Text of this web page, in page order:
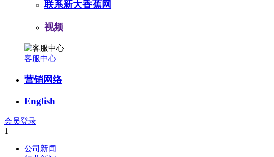
联系新大香蕉网
视频
客服中心
营销网络
English
会员登录
1
公司新闻